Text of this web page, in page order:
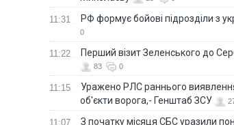
11:31 РФ формує бойові підрозділи з
0
11:22 Перший візит Зеленського до
83 0
11:15
Уражено РЛС раннього
об'єкти ворога,- Генштаб ЗСУ
11:07
З початку місяця СБС уразили